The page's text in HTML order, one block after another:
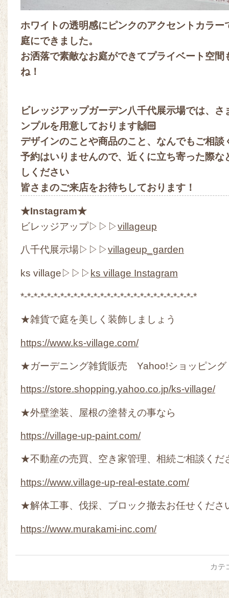
ホワイトの透明感にピンクのアクセントカラー
庭にできました。
お洒落で素敵なお庭ができてプライベート空間
ね！
ビレッジアップガーデン八千代展示場では、さ
ンプルを用意しております🙌🏻
デザインのことや商品のこと、なんでもご相談
予約はいりませんので、近くに立ち寄った際な
しください
皆さまのご来店をお待ちしております！
★Instagram★
ビレッジアップ▷▷▷villageup
八千代展示場▷▷▷villageup_garden
ks village▷▷▷ ks village Instagram
*-*-*-*-*-*-*-*-*-*-*-*-*-*-*-*-*-*-*-*-*-*-*-*-*-*-*
★雑貨で庭を美しく装飾しましょう
https://www.ks-village.com/
★ガーデニング雑貨販売 Yahoo!ショッピング
https://store.shopping.yahoo.co.jp/ks-village/
★外壁塗装、屋根の塗替えの事なら
https://village-up-paint.com/
★不動産の売買、空き家管理、相続ご相談くだ
https://www.village-up-real-estate.com/
★解体工事、伐採、ブロック撤去お任せくださ
https://www.murakami-inc.com/
カテ